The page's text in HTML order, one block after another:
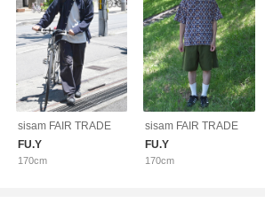
sisam FAIR TRADE
FU.Y
170cm
sisam FAIR TRADE
FU.Y
170cm